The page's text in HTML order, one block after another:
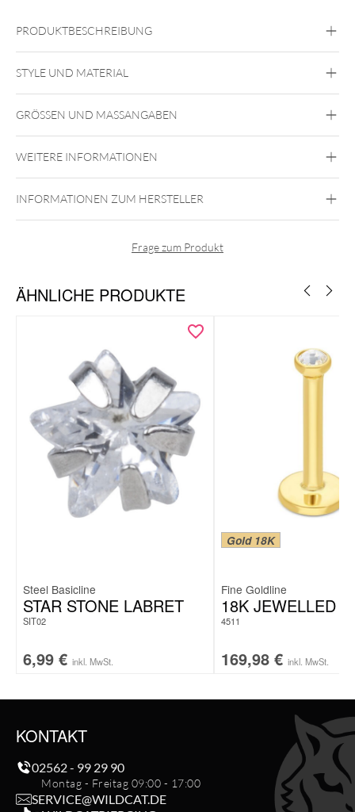
PRODUKTBESCHREIBUNG
Das Labret ist im Autoklav sterilisierbar und aufgrund der
Hautfreundlichkeit des Materials auch für Allergiker absolut
unbedenklich.
Du kannst es an den verschiedensten Stellen einsetzen.
Besonders schön kommt der Stecker in deinem Helix, Lobe,
Medusa oder als Lippenpiercing zur Geltung.
STYLE UND MATERIAL
Conch
Bioplast
Bioplast
Lippe Nase Ohr
GRÖSSEN UND MASSANGABEN
WEITERE INFORMATIONEN
INFORMATIONEN ZUM HERSTELLER
Frage zum Produkt
ÄHNLICHE PRODUKTE
Steel Basicline
STAR STONE LABRET
SIT02
6,99 € inkl. MwSt.
Gold 18K
Fine Goldline
18K JEWELLED
4511
169,98 € inkl. MwSt.
KONTAKT
02562 - 99 29 90
Montag - Freitag 09:00 - 17:00
SERVICE@WILDCAT.DE